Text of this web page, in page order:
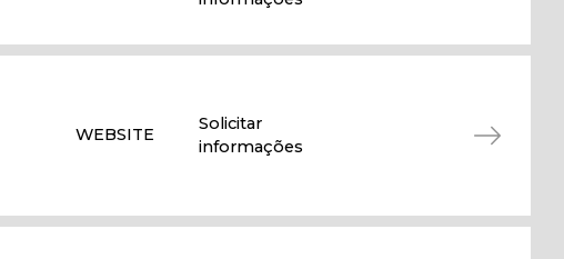
WEBSITE
Solicitar
informações